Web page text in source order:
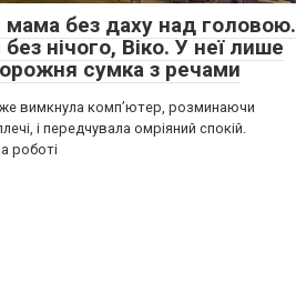
мама без даху над головою.
нічого, Віко. У неї лише
сумка з речами
вимкнула комп’ютер, розминаючи
і передчувала омріяний спокій.
роботі